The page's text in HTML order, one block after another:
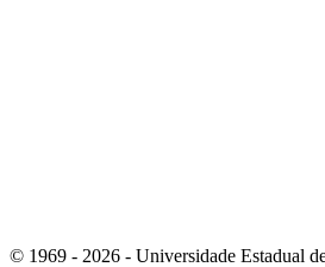
© 1969 - 2026 - Universidade Estadual